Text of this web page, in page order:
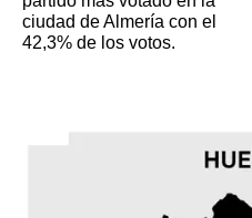
ciudad de Almería con el
42,3% de los votos.